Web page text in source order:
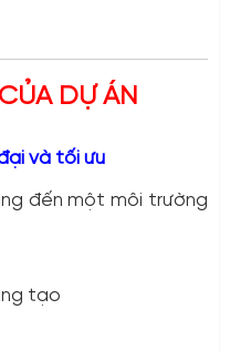
DỰ ÁN
và tối ưu
đến một môi trường
tạo